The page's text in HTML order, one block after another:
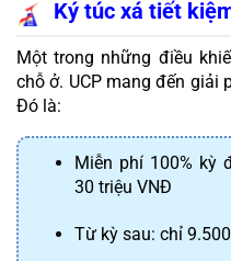
Ký túc xá tiết
Một trong những điều
chỗ ở. UCP mang đến giải
Đó là:
Miễn phí 100% kỳ
30 triệu VNĐ
Từ kỳ sau: chỉ